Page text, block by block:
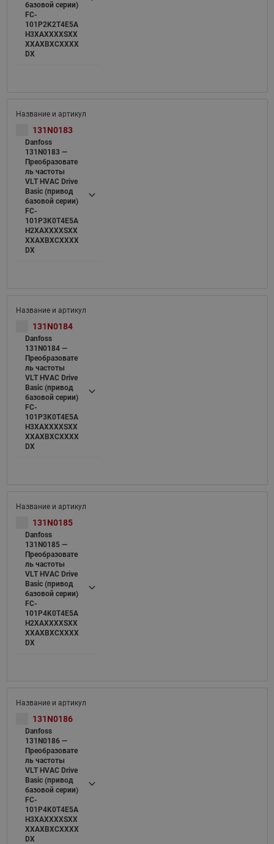
базовой серии)
FC-
101P2K2T4E5A
H3XAXXXXSXX
XXAXBXCXXXX
DX
131N0183
Danfoss
131N0183 —
Преобразовате
ль частоты
VLT HVAC Drive
Basic (привод
базовой серии)
FC-
101P3K0T4E5A
H2XAXXXXSXX
XXAXBXCXXXX
DX
131N0184
Danfoss
131N0184 —
Преобразовате
ль частоты
VLT HVAC Drive
Basic (привод
базовой серии)
FC-
101P3K0T4E5A
H3XAXXXXSXX
XXAXBXCXXXX
DX
131N0185
Danfoss
131N0185 —
Преобразовате
ль частоты
VLT HVAC Drive
Basic (привод
базовой серии)
FC-
101P4K0T4E5A
H2XAXXXXSXX
XXAXBXCXXXX
DX
131N0186
Danfoss
131N0186 —
Преобразовате
ль частоты
VLT HVAC Drive
Basic (привод
базовой серии)
FC-
101P4K0T4E5A
H3XAXXXXSXX
XXAXBXCXXXX
DX